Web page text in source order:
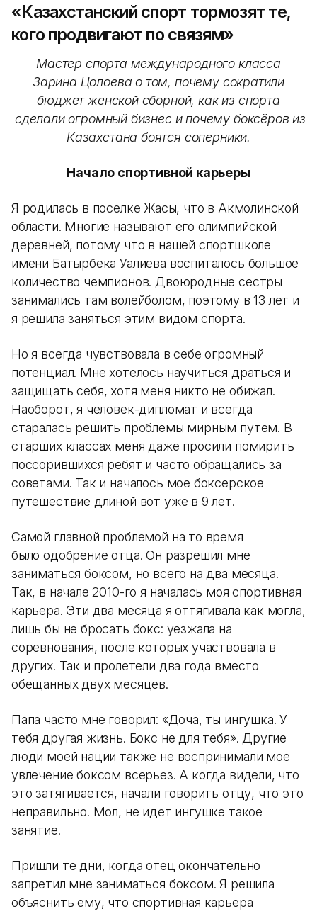
«Казахстанский спорт тормозят те,
кого продвигают по связям»
Мастер спорта международного класса
Зарина Цолоева о том, почему сократили
бюджет женской сборной, как из спорта
сделали огромный бизнес и почему боксёров из
Казахстана боятся соперники.
Начало спортивной карьеры
Я родилась в поселке Жақсы, что в Акмолинской
области. Многие называют его олимпийской
деревней, потому что в нашей спортшколе
имени Батырбека Уалиева воспиталось большое
количество чемпионов. Двоюродные сестры
занимались там волейболом, поэтому в 13 лет и
я решила заняться этим видом спорта.
Но я всегда чувствовала в себе огромный
потенциал. Мне хотелось научиться драться и
защищать себя, хотя меня никто не обижал.
Наоборот, я человек-дипломат и всегда
старалась решить проблемы мирным путем. В
старших классах меня даже просили помирить
поссорившихся ребят и часто обращались за
советами. Так и началось мое боксерское
путешествие длиной вот уже в 9 лет.
Самой главной проблемой на то время
было одобрение отца. Он разрешил мне
заниматься боксом, но всего на два месяца.
Так, в начале 2010-го я началась моя спортивная
карьера. Эти два месяца я оттягивала как могла,
лишь бы не бросать бокс: уезжала на
соревнования, после которых участвовала в
других. Так и пролетели два года вместо
обещанных двух месяцев.
Папа часто мне говорил: «Доча, ты ингушка. У
тебя другая жизнь. Бокс не для тебя». Другие
люди моей нации также не воспринимали мое
увлечение боксом всерьез. А когда видели, что
это затягивается, начали говорить отцу, что это
неправильно. Мол, не идет ингушке такое
занятие.
Пришли те дни, когда отец окончательно
запретил мне заниматься боксом. Я решила
объяснить ему, что спортивная карьера